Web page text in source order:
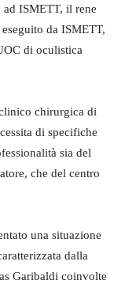
ISMETT, il rene
da ISMETT,
di oculistica
chirurgica di
di specifiche
sia del
che del centro
una situazione
dalla
Garibaldi coinvolte